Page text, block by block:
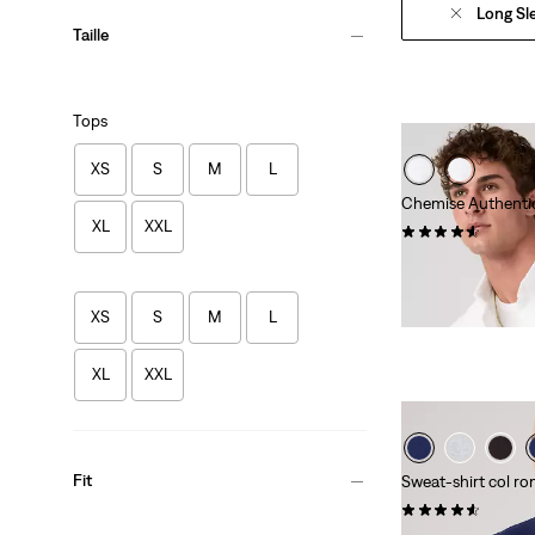
Taille
Tops
XS S M L
XL XXL
XS S M L
XL XXL
Fit
Long
Chemise
(287)
Sweat-shirt col